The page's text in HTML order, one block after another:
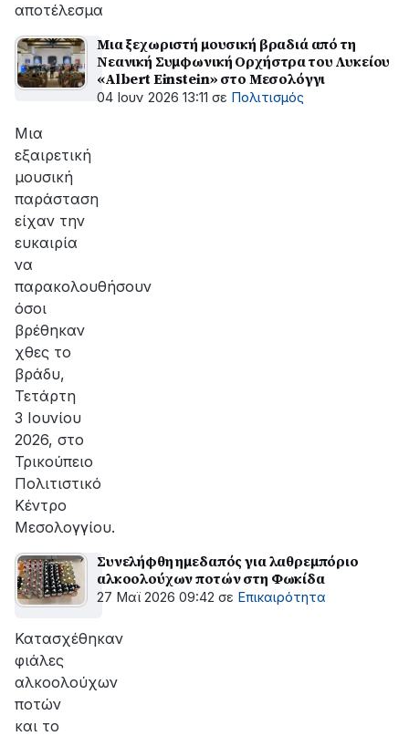
αποτέλεσμα
Μια ξεχωριστή μουσική βραδιά από τη
Νεανική Συμφωνική Ορχήστρα του Λυκείου
«Albert Einstein» στο Μεσολόγγι
04 Ιουν 2026 13:11 σε Πολιτισμός
Μια
εξαιρετική
μουσική
παράσταση
είχαν την
ευκαιρία
να
παρακολουθήσουν
όσοι
βρέθηκαν
χθες το
βράδυ,
Τετάρτη
3 Ιουνίου
2026, στο
Τρικούπειο
Πολιτιστικό
Κέντρο
Μεσολογγίου.
Συνελήφθη ημεδαπός για λαθρεμπόριο
αλκοολούχων ποτών στη Φωκίδα
27 Μαϊ 2026 09:42 σε Επικαιρότητα
Κατασχέθηκαν
φιάλες
αλκοολούχων
ποτών
και το